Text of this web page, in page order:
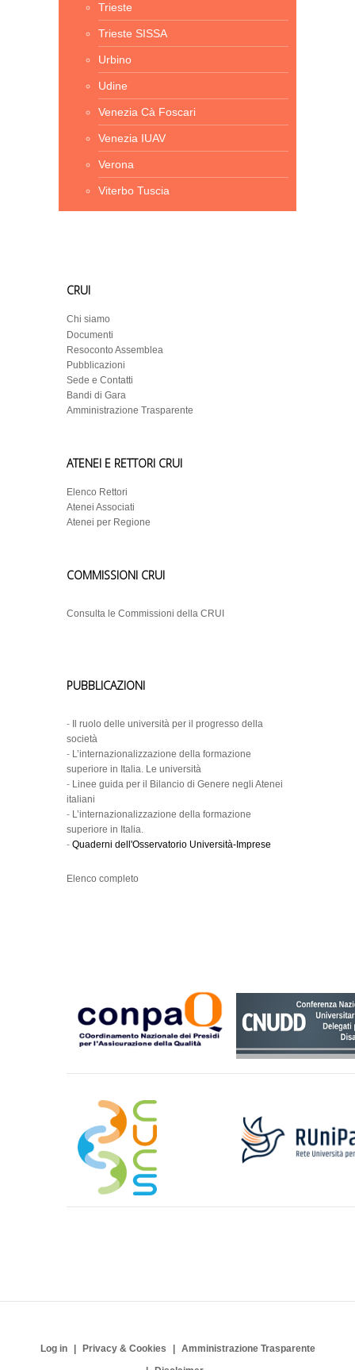
Trieste
Trieste SISSA
Urbino
Udine
Venezia Cà Foscari
Venezia IUAV
Verona
Viterbo Tuscia
CRUI
Chi siamo
Documenti
Resoconto Assemblea
Pubblicazioni
Sede e Contatti
Bandi di Gara
Amministrazione Trasparente
ATENEI E RETTORI CRUI
Elenco Rettori
Atenei Associati
Atenei per Regione
COMMISSIONI CRUI
Consulta le Commissioni della CRUI
PUBBLICAZIONI
-
Il ruolo delle università per il progresso della
società
- L’internazionalizzazione della formazione
superiore in Italia. Le università
- Linee guida per il Bilancio di Genere negli Atenei
italiani
- L’internazionalizzazione della formazione
superiore in Italia.
- Quaderni dell'Osservatorio Università-Imprese
Elenco completo
Log in Privacy & Cookies
Amministrazione Trasparente